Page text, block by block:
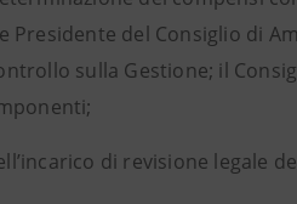
Presidente del Consiglio di
sulla Gestione; il
di revisione legale